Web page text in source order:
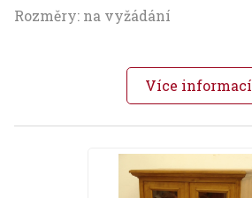
Rozměry: na vyžádání
Více informací